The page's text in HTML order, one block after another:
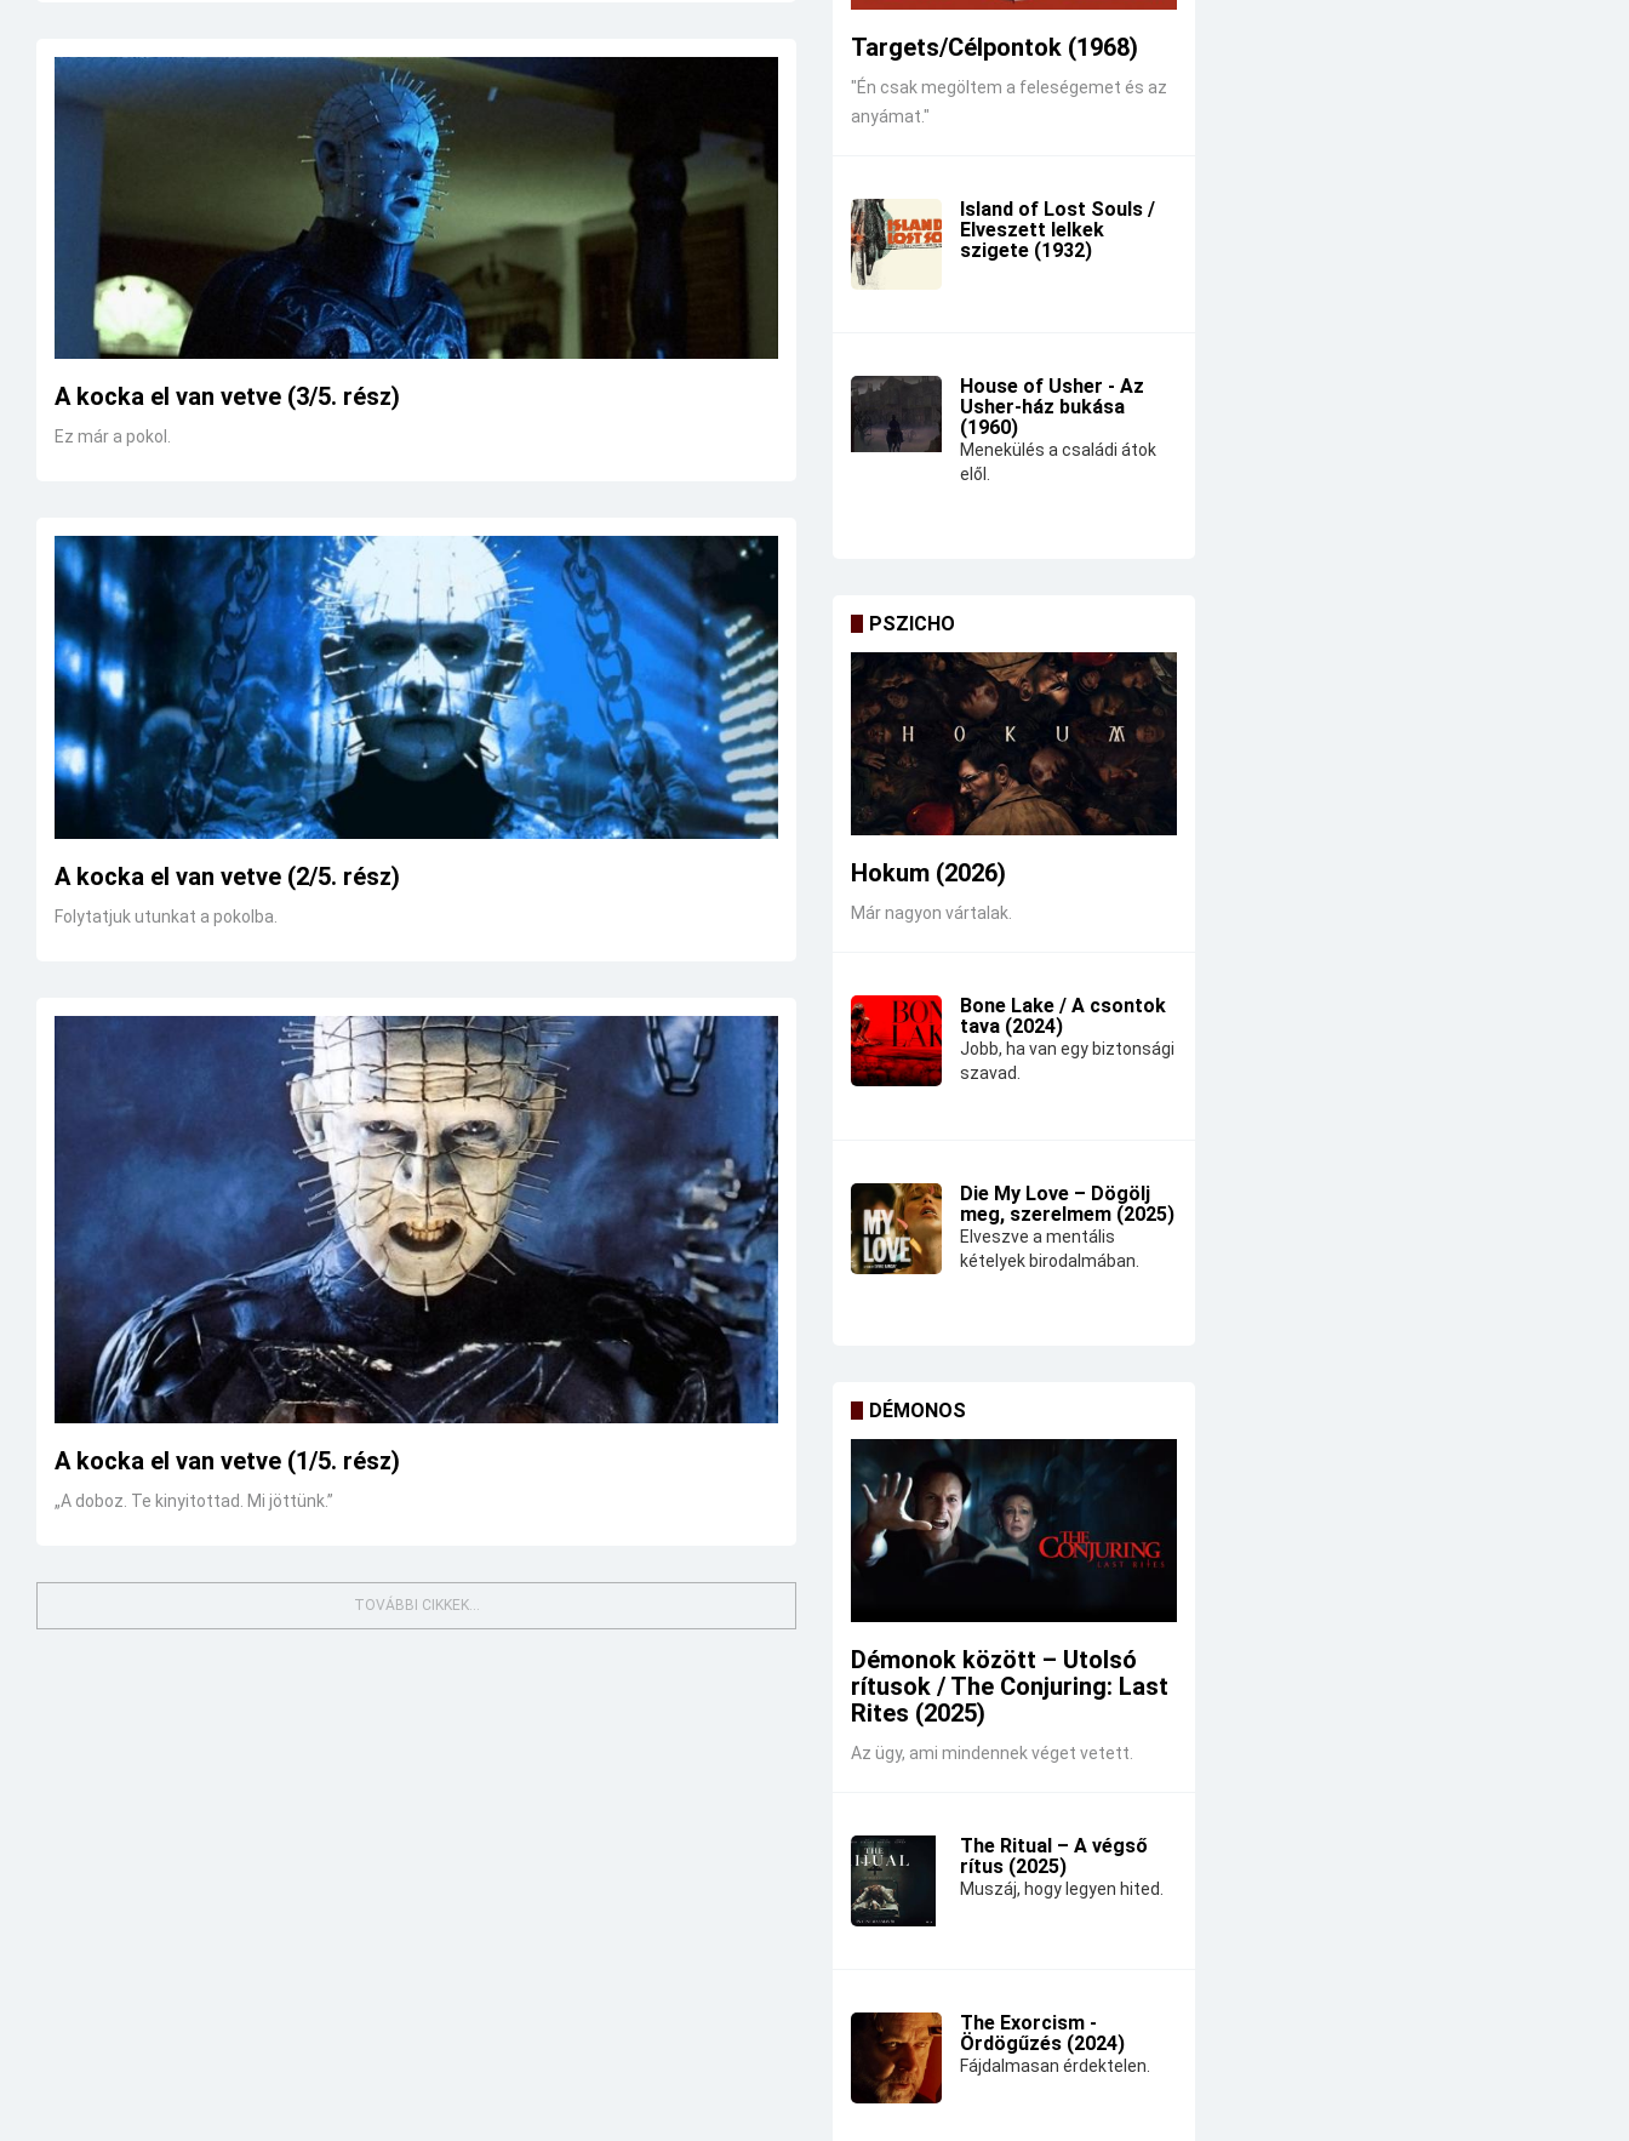
A kocka el van vetve (3/5. rész)
Ez már a pokol.
A kocka el van vetve (2/5. rész)
Folytatjuk utunkat a pokolba.
A kocka el van vetve (1/5. rész)
„A doboz. Te kinyitottad. Mi jöttünk.”
TOVÁBBI CIKKEK...
Targets/Célpontok (1968)
"Én csak megöltem a feleségemet és az
anyámat."
Island of Lost Souls /
Elveszett lelkek
szigete (1932)
House of Usher - Az
Usher-ház bukása
(1960)
Menekülés a családi átok
elől.
PSZICHO
Hokum (2026)
Már nagyon vártalak.
Bone Lake / A csontok
tava (2024)
Jobb, ha van egy biztonsági
szavad.
Die My Love – Dögölj
meg, szerelmem (2025)
Elveszve a mentális
kételyek birodalmában.
DÉMONOS
Démonok között – Utolsó
rítusok / The Conjuring: Last
Rites (2025)
Az ügy, ami mindennek véget vetett.
The Ritual – A végső
rítus (2025)
Muszáj, hogy legyen hited.
The Exorcism -
Ördögűzés (2024)
Fájdalmasan érdektelen.